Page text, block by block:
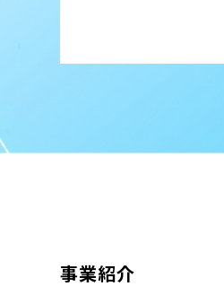
事業紹介